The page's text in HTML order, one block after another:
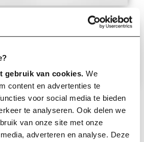
gebruik van cookies. We
content en advertenties te
voor social media te bieden
te analyseren. Ook delen we
van onze site met onze
adverteren en analyse. Deze
koffie op kantoor?
2026: waar houd je